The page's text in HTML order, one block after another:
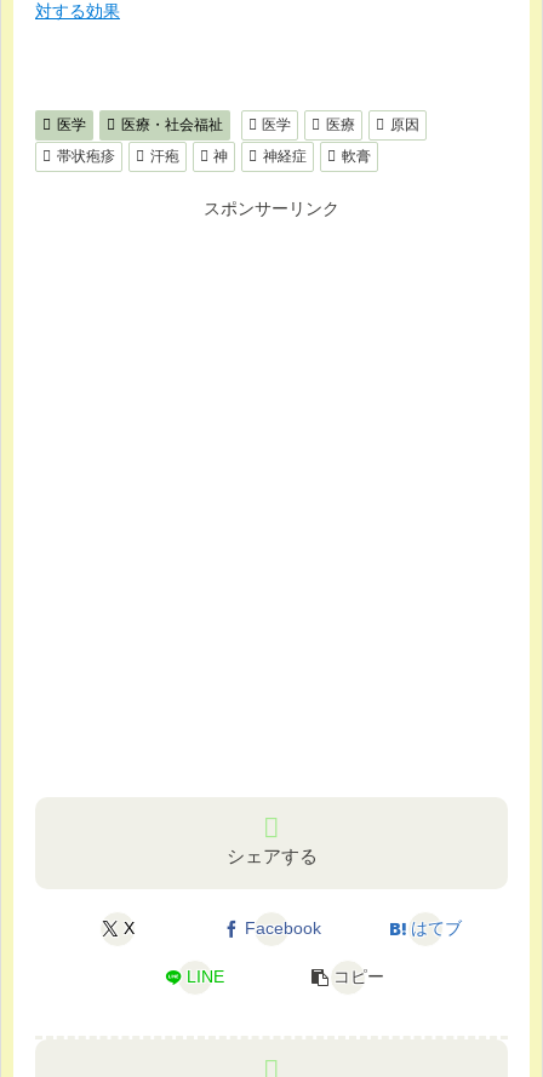
対する効果
医学 医療・社会福祉 医学 医療
原因
帯状疱疹
汗疱 神 神経症 軟膏
スポンサーリンク
シェアする
X Facebook はてブ
LINE コピー